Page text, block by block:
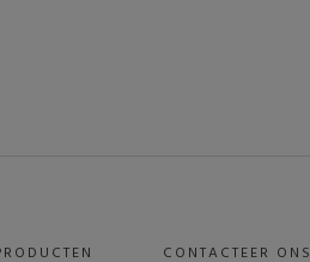
CONTACTEER ONS